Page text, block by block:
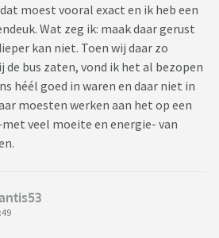
moest vooral exact en ik heb een
Wat zeg ik: maak daar gerust
kan niet. Toen wij daar zo
de bus zaten, vond ik het al bezopen
héél goed in waren en daar niet in
moesten werken aan het op een
veel moeite en energie- van